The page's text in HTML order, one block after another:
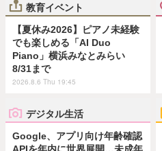
教育イベント
【夏休み2026】ピアノ未経験
でも楽しめる「AI Duo
Piano」横浜みなとみらい
8/31まで
2026.8.6 Thu 19:45
デジタル生活
Google、アプリ向け年齢確認
APIを年内に世界展開…未成年